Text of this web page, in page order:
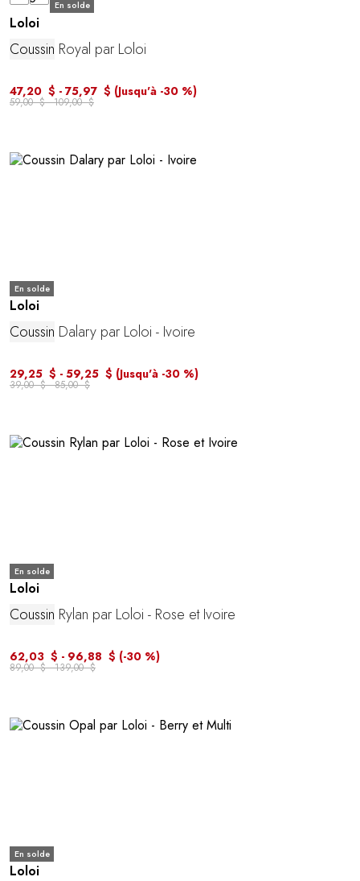
En solde
Loloi
Coussin Royal par Loloi
47,20 $ - 75,97 $ (Jusqu'à -30 %)
59,00 $ - 109,00 $
En solde
Loloi
Coussin Dalary par Loloi - Ivoire
29,25 $ - 59,25 $ (Jusqu'à -30 %)
39,00 $ - 85,00 $
En solde
Loloi
Coussin Rylan par Loloi - Rose et Ivoire
62,03 $ - 96,88 $ (-30 %)
89,00 $ - 139,00 $
En solde
Loloi